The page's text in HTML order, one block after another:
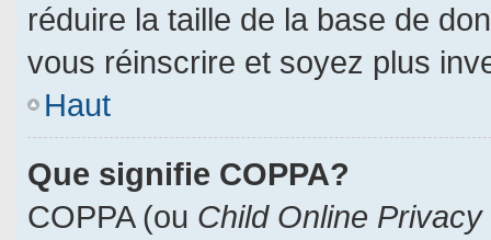
réduire la taille de la base de
vous réinscrire et soyez plus
Haut
Que signifie COPPA?
COPPA (ou Child Online